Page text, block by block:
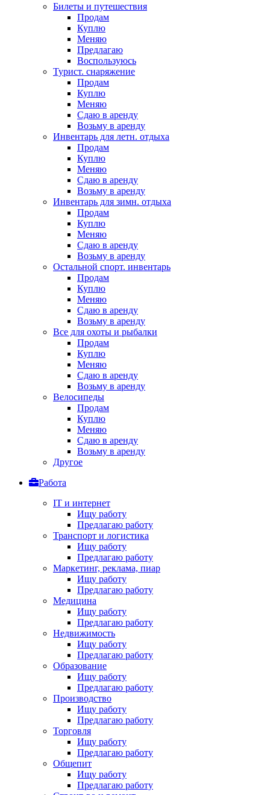
Билеты и путешествия
Продам
Куплю
Меняю
Предлагаю
Воспользуюсь
Турист. снаряжение
Продам
Куплю
Меняю
Сдаю в аренду
Возьму в аренду
Инвентарь для летн. отдыха
Продам
Куплю
Меняю
Сдаю в аренду
Возьму в аренду
Инвентарь для зимн. отдыха
Продам
Куплю
Меняю
Сдаю в аренду
Возьму в аренду
Остальной спорт. инвентарь
Продам
Куплю
Меняю
Сдаю в аренду
Возьму в аренду
Все для охоты и рыбалки
Продам
Куплю
Меняю
Сдаю в аренду
Возьму в аренду
Велосипеды
Продам
Куплю
Меняю
Сдаю в аренду
Возьму в аренду
Другое
Работа
IT и интернет
Ищу работу
Предлагаю работу
Транспорт и логистика
Ищу работу
Предлагаю работу
Маркетинг, реклама, пиар
Ищу работу
Предлагаю работу
Медицина
Ищу работу
Предлагаю работу
Недвижимость
Ищу работу
Предлагаю работу
Образование
Ищу работу
Предлагаю работу
Производство
Ищу работу
Предлагаю работу
Торговля
Ищу работу
Предлагаю работу
Общепит
Ищу работу
Предлагаю работу